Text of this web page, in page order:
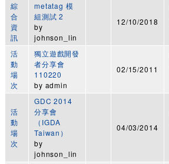
綜
合
資
訊
metatag 模
組測試 2
by
johnson_lin
12/10/2018
活
動
場
次
獨立遊戲開發
者分享會
110220
by admin
02/15/2011
活
動
場
次
GDC 2014
分享會
（IGDA
Taiwan）
by
johnson_lin
04/03/2014